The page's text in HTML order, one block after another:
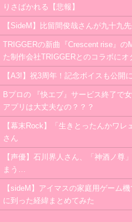
りさばかれる【悲報】
【SideM】比留間俊哉さんが九十九
TRIGGERの新曲『Crescent rise』
た制作会社TRIGGERとのコラボに
【A3!】祝3周年！記念ボイスも公
Bプロの 『快エブ』サービス終了で
アプリは大丈夫なの？？？
【幕末Rock】「生きとったんかワ
さん
【声優】石川界人さん、「神酒ノ尊
まう…
【sideM】アイマスの家庭用ゲーム
に到った経緯まとめてみた